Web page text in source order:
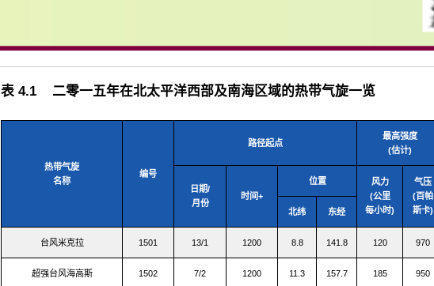
表 4.1 二零一五年在北太平洋西部及南海区域的热带气旋一览
热带气旋
名称
编号
路径起点
最高强度
(估计)
日期/
月份
时间+
位置
风力
(公里
每小时)
气压
(百帕
斯卡)
北纬 东经
台风米克拉 1501 13/1 1200 8.8 141.8 120 970
超强台风海高斯 1502 7/2 1200 11.3 157.7 185 950